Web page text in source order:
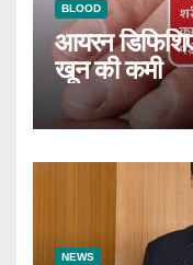
BLOOD
आयरन
खून की कमी
NEWS